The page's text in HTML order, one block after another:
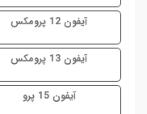
آیفون 12 پرومکس
آیفون 13 پرومکس
آیفون 15 پرو